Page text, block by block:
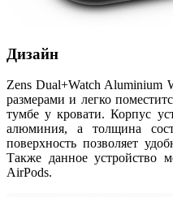
Дизайн
Zens Dual+Watch Aluminium
размерами и легко
тумбе у кровати. Корпус
алюминия, а толщина
поверхность позволяет
Также данное устройство
AirPods.